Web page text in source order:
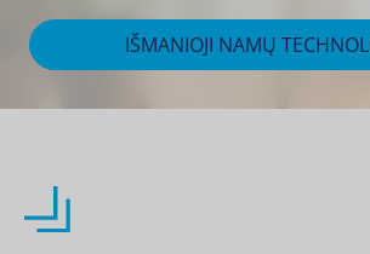
IŠMANIOJI NAMŲ